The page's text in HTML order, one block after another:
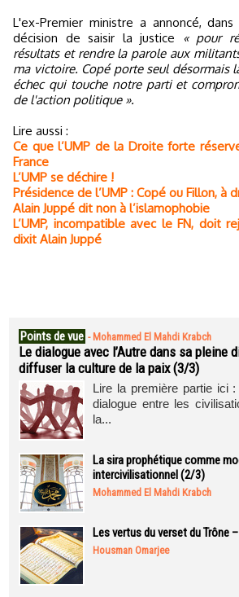
L'ex-Premier ministre a annoncé,
décision de saisir la justice
« pour
résultats et rendre la parole aux
ma victoire. Copé porte seul désormais
échec qui touche notre parti et
de l'action politique ».
Lire aussi :
Ce que l’UMP de la Droite forte
France
L’UMP se déchire !
Présidence de l’UMP : Copé ou Fillon, à
Alain Juppé dit non à l’islamophobie
L’UMP, incompatible avec le FN, doit
dixit Alain Juppé
Points de vue - Mohammed El Mahdi Krabch
Le dialogue avec l’Autre dans sa pleine
diffuser la culture de la paix (3/3)
Lire la première partie ici
dialogue entre les
la...
La sira prophétique comme
intercivilisationnel (2/3)
Mohammed El Mahdi Krabch
Les vertus du verset du Trône
Housman Omarjee